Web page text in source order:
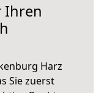
Ihren
Harz
Sie zuerst